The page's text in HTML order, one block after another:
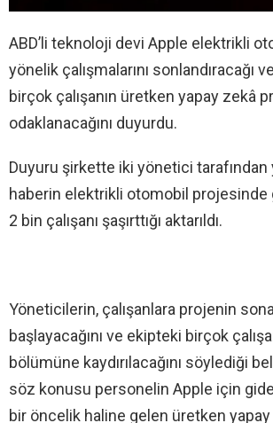
ABD’li teknoloji devi Apple elektrikli
yönelik çalışmalarını sonlandıracağı
birçok çalışanın üretken yapay zekâ
odaklanacağını duyurdu.
Duyuru şirkette iki yönetici tarafından
haberin elektrikli otomobil projesinde
2 bin çalışanı şaşırttığı aktarıldı.
Yöneticilerin, çalışanlara projenin
başlayacağını ve ekipteki birçok
bölümüne kaydırılacağını söylediği
söz konusu personelin Apple için
bir öncelik haline gelen üretken